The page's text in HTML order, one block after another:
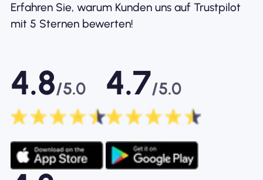
Erfahren Sie, warum Kunden uns auf Trustpilot
mit 5 Sternen bewerten!
4.8/5.0 4.7/5.0